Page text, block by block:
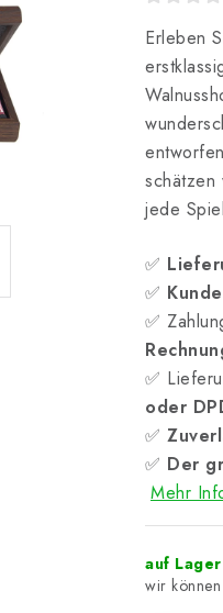
Erleben
jede
✅
✅
✅
✅
oder
✅
✅ Der
Mehr
auf Lager